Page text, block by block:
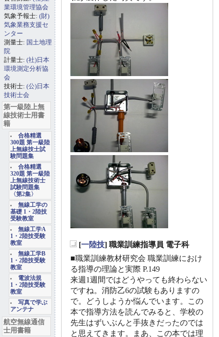
[一陸技] 職業訓練指導員 電子科
■職業訓練教材研究会 職業訓練におけ
る指導の理論と実際 P.149
来週1週間ではどうやっても終わらない
ですね。消防乙6の試験もありますの
で。どうしようか悩んでいます。この
本で指導方法を読んでみると、学校の
先生はずいぶんと手抜きだったのでは
と思えてきます。まあ、この本では理
業環境管理協会
気象予報士: (財)
気象業務支援セ
ンター
測量士: 国土地理
院
計量士: (社)日本
環境測定分析協
会
技術士: (公)日本
技術士会
第一級陸上無
線技術士用書
籍
合格精選
300題 第一級陸
上無線技士試
験問題集
合格精選
320題 第一級陸
上無線技術士
試験問題集
〈第2集〉
無線工学の
基礎 1・2陸技
受験教室
無線工学A
1・2陸技受験
教室
無線工学B
1・2陸技受験
教室
電波法規
1・2陸技受験
教室
写真で学ぶ
アンテナ
航空無線通信
士用書籍